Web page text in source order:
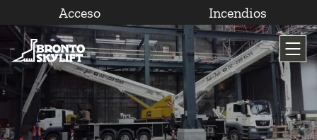
Saltar
contenido
Acceso Incendios